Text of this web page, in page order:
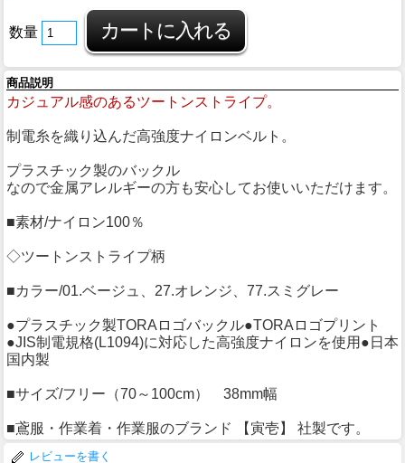
数量
商品説明
カジュアル感のあるツートンストライプ。
制電糸を織り込んだ高強度ナイロンベルト。
プラスチック製のバックル
なので金属アレルギーの方も安心してお使いいただけます。
■素材/ナイロン100％
◇ツートンストライプ柄
■カラー/01.ベージュ、27.オレンジ、77.スミグレー
●プラスチック製TORAロゴバックル●TORAロゴプリント
●JIS制電規格(L1094)に対応した高強度ナイロンを使用●日本
国内製
■サイズ/フリー（70～100cm） 38mm幅
■鳶服・作業着・作業服のブランド 【寅壱】 社製です。
レビューを書く